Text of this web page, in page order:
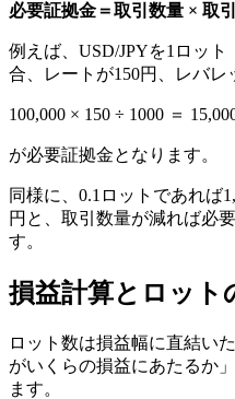
必要証拠金＝取引数量 × 取
例えば、USD/JPYを1ロット
合、レートが150円、レバレ
100,000 × 150 ÷ 1000 ＝
が必要証拠金となります。
同様に、0.1ロットであれば
円と、取引数量が減れば必
す。
損益計算とロット
ロット数は損益幅に直結い
がいくらの損益にあたるか
ます。